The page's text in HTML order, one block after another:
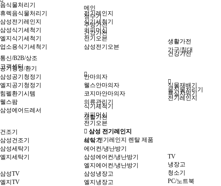
음식물처리기
휴렉음식물처리기
전기레인지
삼성전기레인지
식기세척기
삼성식기세척기
엘지식기세척기
업소용식기세척기
커피머신
전기오븐
삼성전기오븐
건강가전
공기청정/환기
삼성공기청정기
엘지공기청정기
힘펠환기시템
안마의자
웰스안마의자
코지마안마의자
식물재배기
웰스팜
욕실샤워기
의류관리기
삼성에어드레서
생활가전
건조기
삼성건조기
세탁기
삼성세탁기
엘지세탁기
에어컨/냉난방기
삼성에어컨/냉난방기
엘지에어컨/냉난방기
TV
삼성TV
엘지TV
냉장고
삼성냉장고
엘지냉장고
청소기
PC/노트북
메인
정수기
주방가전
건강가전
생활가전
가구/침대
통신/B2B/상조
고객센터
음식물처리기
전기레인지
식기세척기
커피머신
전기오븐
삼성 전기레인지
삼성 전기레인지 렌탈 제품